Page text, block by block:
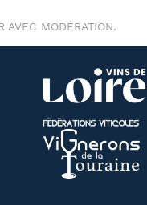
AVEC MODÉRATION.